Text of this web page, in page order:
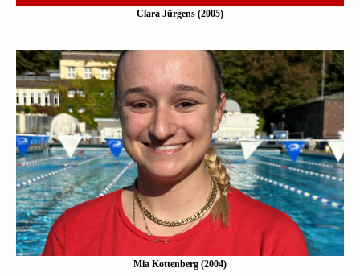
Clara Jürgens (2005)
Mia Kottenberg (2004)
Eine Kurzbeschreibung folgt…
Mehr erfahen
Mia Kottenberg (2004)